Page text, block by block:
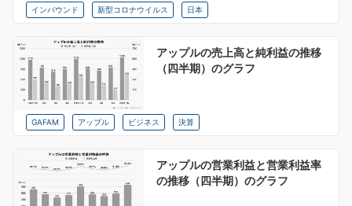
インバウンド 新型コロナウイルス 日本
アップルの売上高と純利益の推移
（四半期）のグラフ
GAFAM アップル ビジネス 決算
アップルの営業利益と営業利益率
の推移（四半期）のグラフ